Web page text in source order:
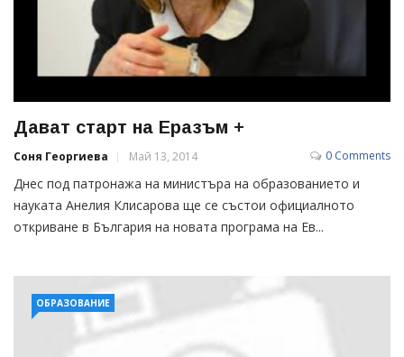
Дават старт на Еразъм +
Соня Георгиева Май 13, 2014 0 Comments
Днес под патронажа на министъра на образованието и
науката Анелия Клисарова ще се състои официалното
откриване в България на новата програма на Ев...
ОБРАЗОВАНИЕ